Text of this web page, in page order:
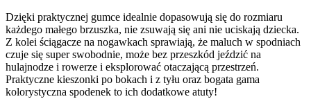
Dzięki praktycznej gumce idealnie dopasowują się do rozmiaru
każdego małego brzuszka, nie zsuwają się ani nie uciskają dziecka.
Z kolei ściągacze na nogawkach sprawiają, że maluch w spodniach
czuje się super swobodnie, może bez przeszkód jeździć na
hulajnodze i rowerze i eksplorować otaczającą przestrzeń.
Praktyczne kieszonki po bokach i z tyłu oraz bogata gama
kolorystyczna spodenek to ich dodatkowe atuty!